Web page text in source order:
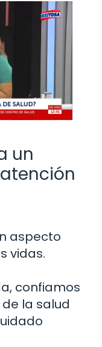
un
aspecto
vidas.
confiamos
la salud